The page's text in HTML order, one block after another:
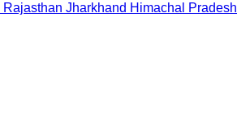
Rajasthan Jharkhand Himachal Pradesh